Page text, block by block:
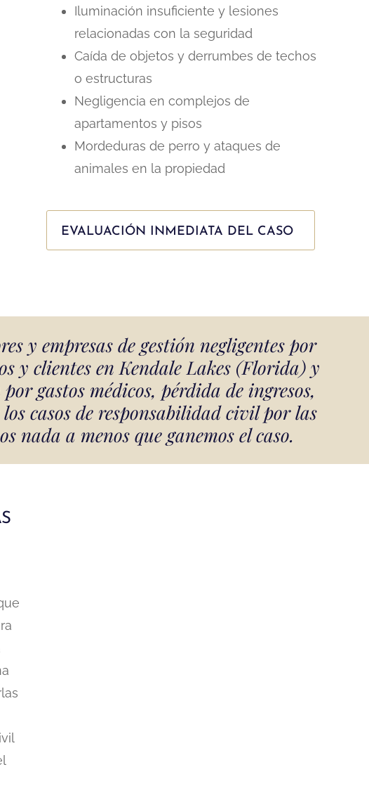
Iluminación insuficiente y lesiones
relacionadas con la seguridad
Caída de objetos y derrumbes de techos
o estructuras
Negligencia en complejos de
apartamentos y pisos
Mordeduras de perro y ataques de
animales en la propiedad
EVALUACIÓN INMEDIATA DEL CASO
y empresas de gestión negligentes por
y clientes en Kendale Lakes (Florida) y
gastos médicos, pérdida de ingresos,
casos de responsabilidad civil por las
nada a menos que ganemos el caso.